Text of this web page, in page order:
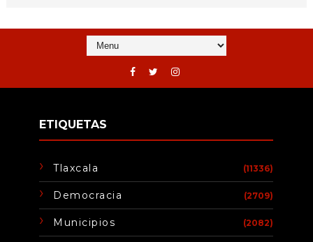
ETIQUETAS
Tlaxcala (11336)
Democracia (2709)
Municipios (2082)